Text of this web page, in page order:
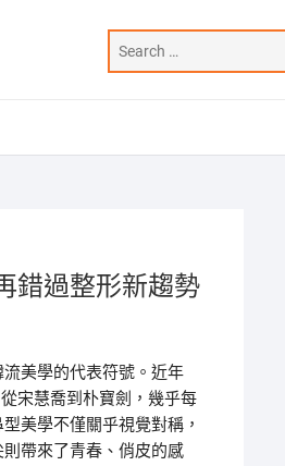
錯過整形新趨勢
美學的代表符號。近年
宋慧喬到朴寶劍，幾乎每
美學不僅關乎視覺對稱，
帶來了青春、俏皮的感